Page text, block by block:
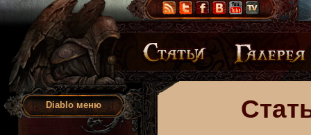
Diablo меню